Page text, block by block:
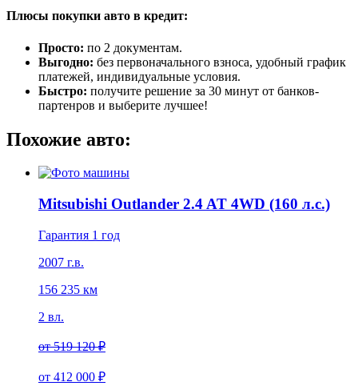
Плюсы покупки авто в кредит:
Просто: по 2 документам.
Выгодно: без первоначального взноса, удобный график
платежей, индивидуальные условия.
Быстро: получите решение за 30 минут от банков-
партенров и выберите лучшее!
Похожие авто:
Mitsubishi Outlander 2.4 AT 4WD (160 л.с.)
Гарантия 1 год
2007 г.в.
156 235 км
2 вл.
от519 120 ₽
от 412 000 ₽